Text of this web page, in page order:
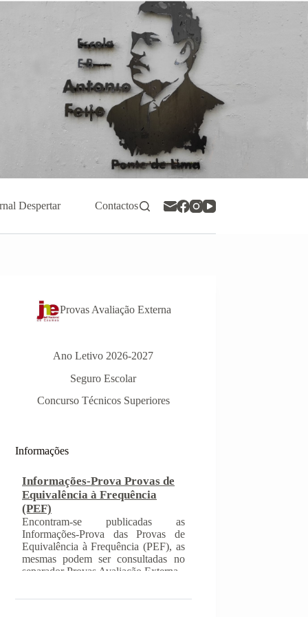
Despertar Contactos
Provas Avaliação Externa
Ano Letivo 2026-2027
Seguro Escolar
Concurso Técnicos Superiores
Informações
Informações-Prova Provas de
Equivalência à Frequência
Equivalência à Frequência (PEF), as
mesmas podem ser consultadas no
INSCRIÇÃO NAS PROVAS
FINAIS E NAS PROVAS DE
EQUIVALÊNCIA À
FREQUÊNCIA
Com a publicação da Norma 1 do
JNE – Júri Nacional de Exames,